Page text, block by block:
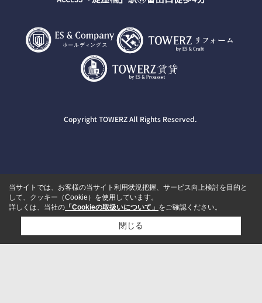
Copyright TOWERZ All Rights Reserved.
当サイトでは、お客様の当サイト利用状況把握、サービス向上検討を目的と
して、クッキー（Cookie）を使用しています。
詳しくは、当社の 「Cookieの取扱いについて」 をご確認ください。
閉じる